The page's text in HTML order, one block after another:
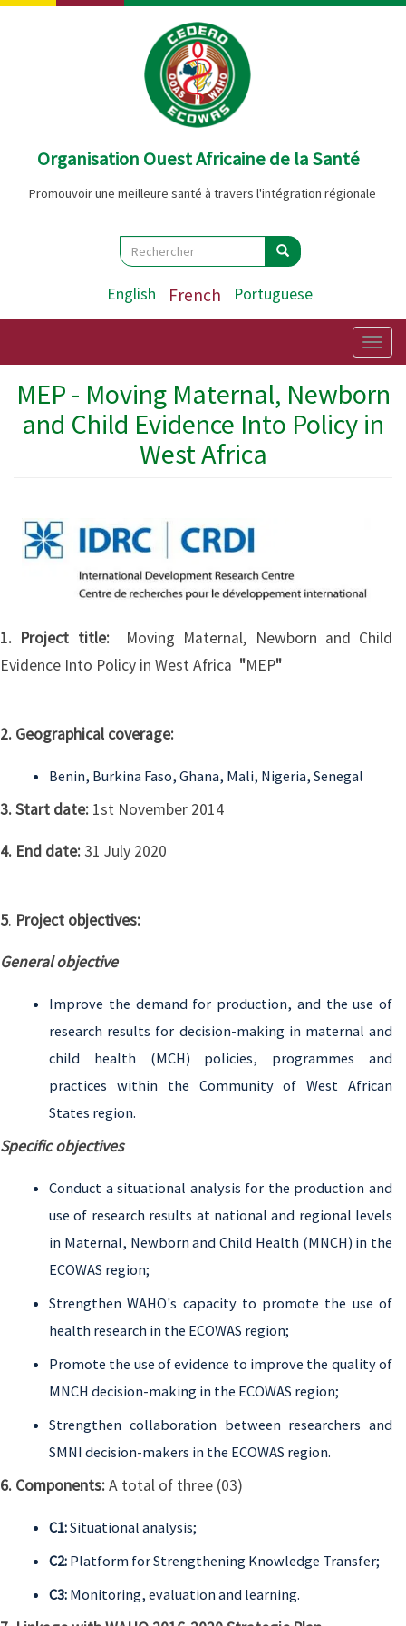
Aller
Organisation Ouest Africaine de la Santé
Promouvoir une meilleure santé à travers l'intégration régionale
Search
Rechercher Rechercher
English French Portuguese
MEP - Moving Maternal, Newborn
and Child Evidence Into Policy in
West Africa
1. Project title: Moving Maternal, Newborn and Child
Evidence Into Policy in West Africa "MEP"
2. Geographical coverage:
Benin, Burkina Faso, Ghana, Mali, Nigeria, Senegal
3. Start date: 1st November 2014
4. End date:31 July 2020
5. Project objectives:
General objective
Improve the demand for production, and the use of
research results for decision-making in maternal and
child health (MCH) policies, programmes and
practices within the Community of West African
States region.
Specific objectives
Conduct a situational analysis for the production and
use of research results at national and regional levels
in Maternal, Newborn and Child Health (MNCH) in the
ECOWAS region;
Strengthen WAHO's capacity to promote the use of
health research in the ECOWAS region;
Promote the use of evidence to improve the quality of
MNCH decision-making in the ECOWAS region;
Strengthen collaboration between researchers and
SMNI decision-makers in the ECOWAS region.
6. Components:A total of three (03)
C1:Situational analysis;
C2: Platform for Strengthening Knowledge Transfer;
C3: Monitoring, evaluation and learning.